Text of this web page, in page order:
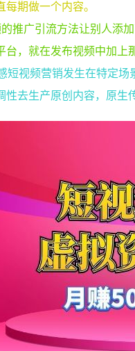
期做一个内容。
推广引流方法让别人添
台，就在发布视频中加
短视频营销发生在特定
性去生产原创内容，原生